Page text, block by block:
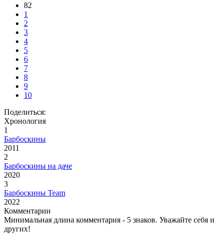
82
1
2
3
4
5
6
7
8
9
10
Поделиться:
Хронология
1
Барбоскины
2011
2
Барбоскины на даче
2020
3
Барбоскины Team
2022
Комментарии
Минимальная длина комментария - 5 знаков. Уважайте себя и
других!